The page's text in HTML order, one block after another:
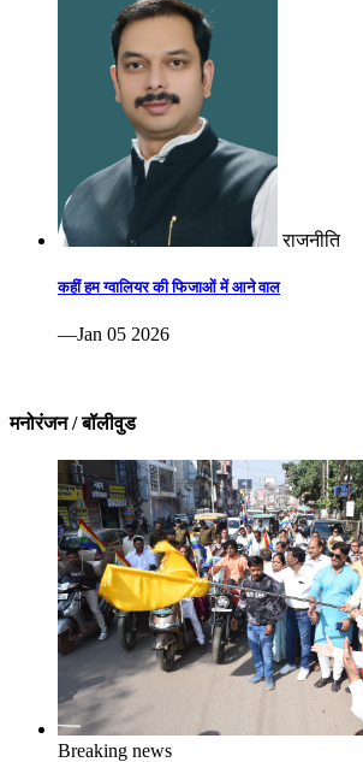
राजनीति
कहीं हम ग्वालियर की फिजाओं में आने वाल
—Jan 05 2026
मनोरंजन / बॉलीवुड
Breaking news